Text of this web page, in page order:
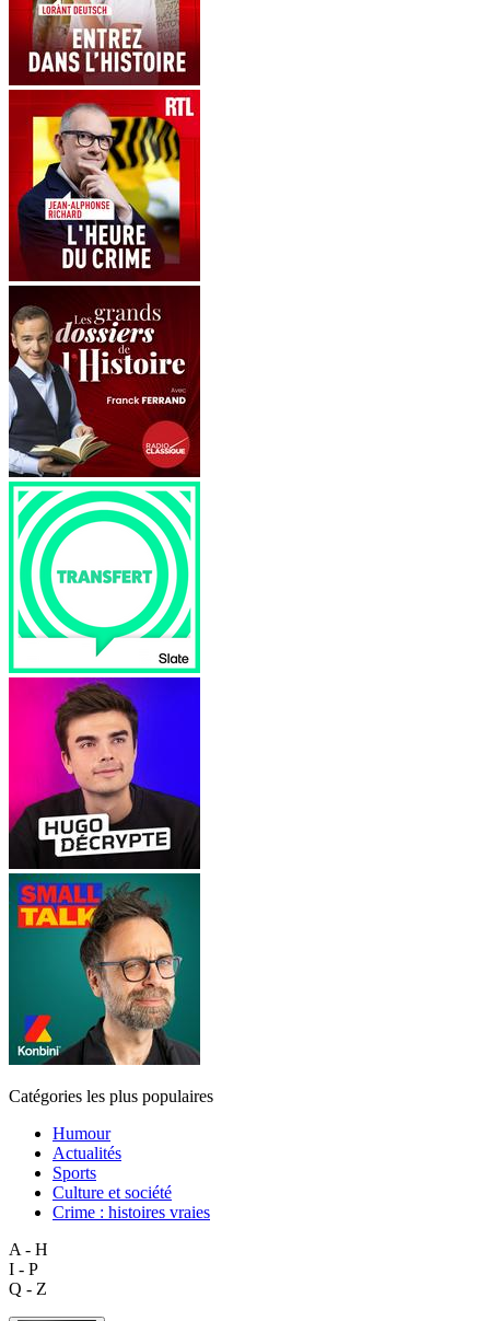
Catégories les plus populaires
Humour
Actualités
Sports
Culture et société
Crime : histoires vraies
A - H
I - P
Q - Z